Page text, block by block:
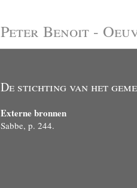
Peter Benoit -
De stichting van het
Externe bronnen
Sabbe, p. 244.